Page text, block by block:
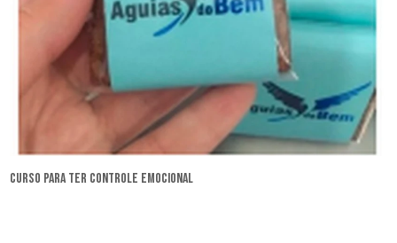
curso para ter controle emocional